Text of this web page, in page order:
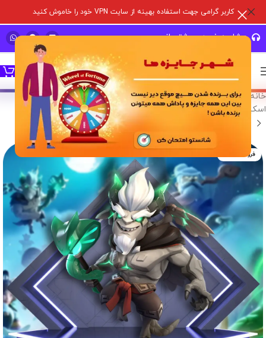
کاربر گرامی جهت استفاده بهینه از سایت VPN خود را خاموش کنید
مشاوره خرید و پشتیبانی سریع
خانه خدمات درون برنامه ای/بازی های سوپر سل/کلش آف کلنز/
اسکین هیرو
فروخته شده